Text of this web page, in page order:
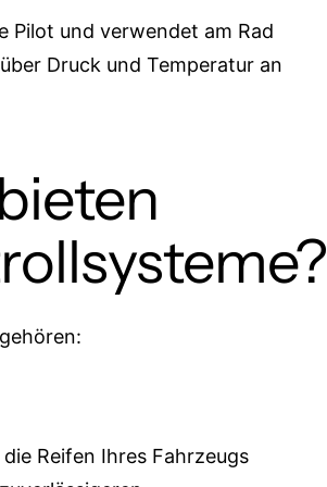
Pilot und verwendet am Rad
Druck und Temperatur an
Reifen Ihres Fahrzeugs